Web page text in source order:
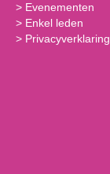
> Evenementen
> Enkel leden
> Privacyverklaring